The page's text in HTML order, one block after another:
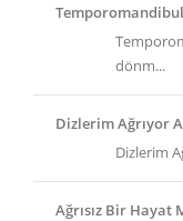
dönm...
Dizlerim Ağrıyor
Dizlerim
Ağrısız Bir Hayat